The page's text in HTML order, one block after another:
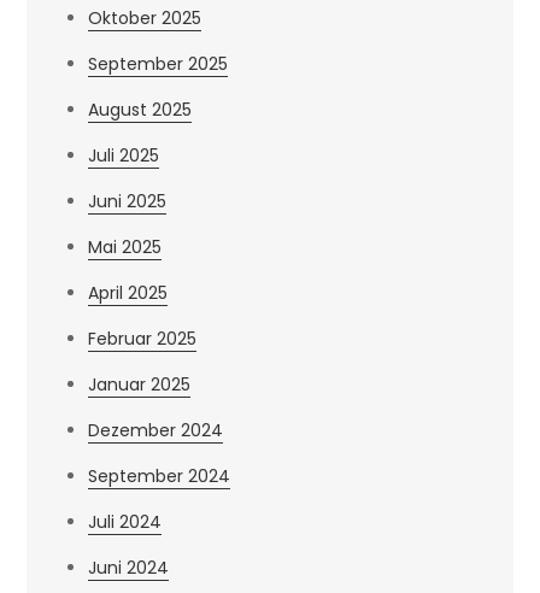
Oktober 2025
September 2025
August 2025
Juli 2025
Juni 2025
Mai 2025
April 2025
Februar 2025
Januar 2025
Dezember 2024
September 2024
Juli 2024
Juni 2024